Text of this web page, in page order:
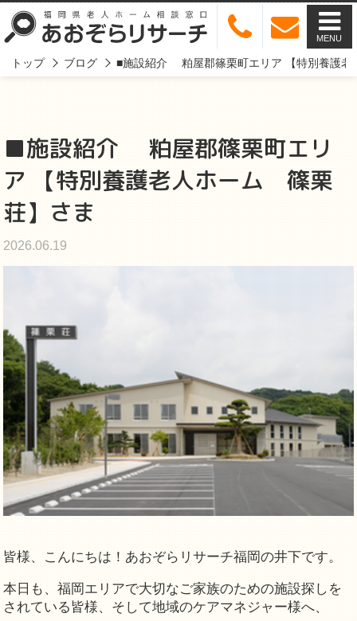
MENU
トップ ブログ ■施設紹介 粕屋郡篠栗町エリア 【特別養護
■施設紹介 粕屋郡篠栗町エリ
ア 【特別養護老人ホーム 篠栗
荘】さま
2026.06.19
皆様、こんにちは！あおぞらリサーチ福岡の井下です。
本日も、福岡エリアで大切なご家族のための施設探しを
されている皆様、そして地域のケアマネジャー様へ、